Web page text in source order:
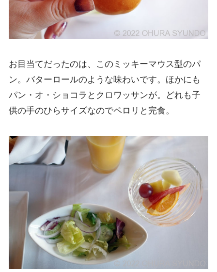
お目当てだったのは、このミッキーマウス型のパ
ン。バターロールのような味わいです。ほかにも
パン・オ・ショコラとクロワッサンが。どれも子
供の手のひらサイズなのでペロリと完食。